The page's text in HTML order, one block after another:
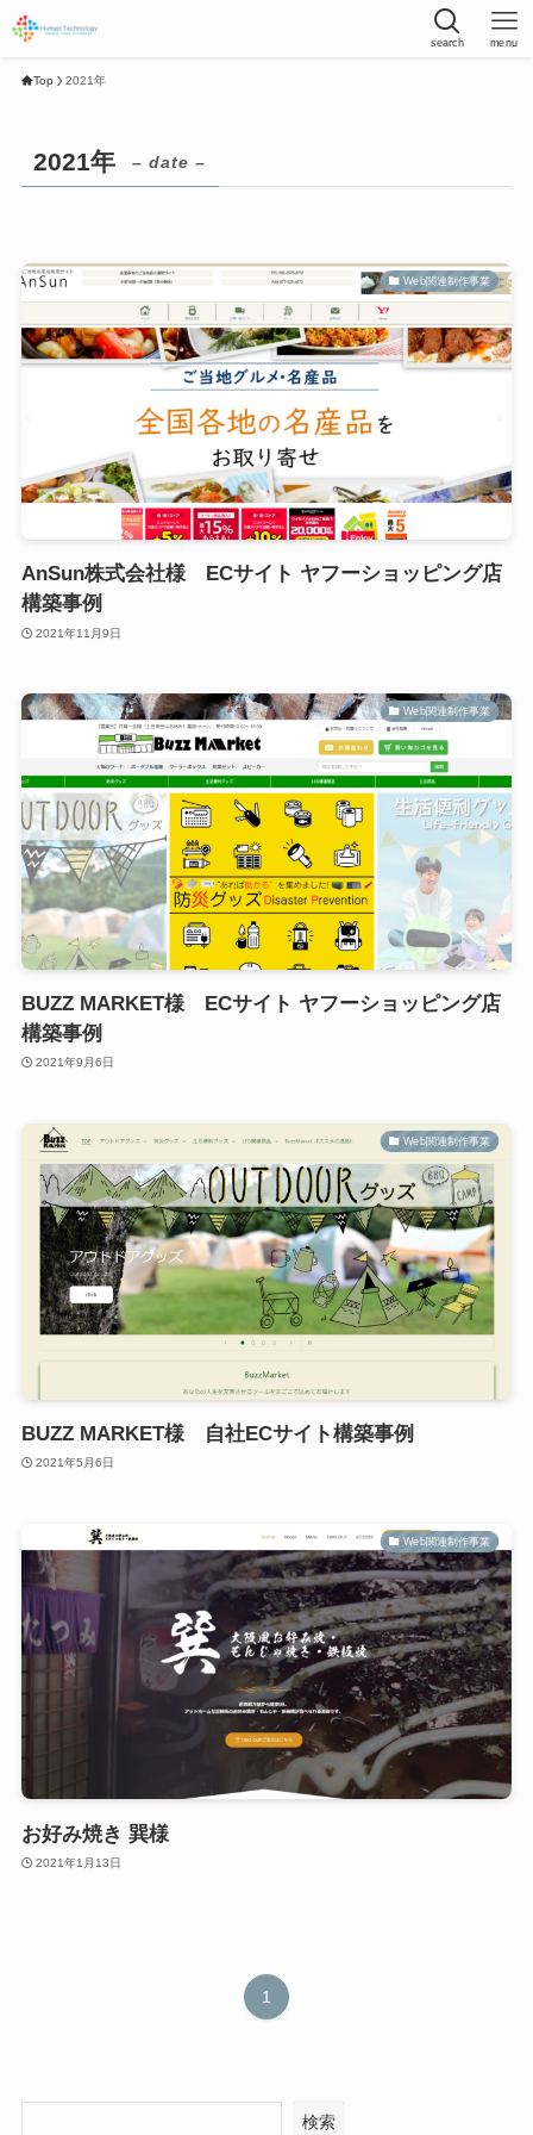
search menu
Top 2021年
2021年 – date –
Web関連制作事業
AnSun株式会社様 ECサイト ヤフーショッピング店
構築事例
2021年11月9日
Web関連制作事業
BUZZ MARKET様 ECサイト ヤフーショッピング店
構築事例
2021年9月6日
Web関連制作事業
BUZZ MARKET様 自社ECサイト構築事例
2021年5月6日
Web関連制作事業
お好み焼き 巽様
2021年1月13日
1
検索